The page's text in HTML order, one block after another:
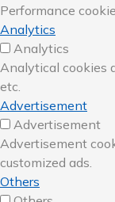
Performance
Analytics
Analytics
Analytical cookies
etc.
Advertisement
Advertisement
Advertisement
customized ads.
Others